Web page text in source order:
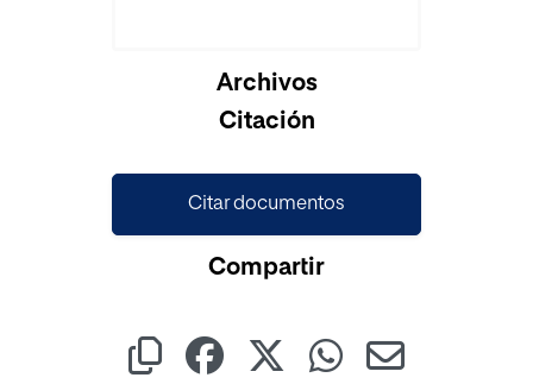
Archivos
Citación
Citar documentos
Compartir